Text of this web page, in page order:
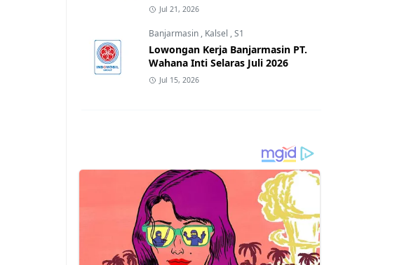
Jul 21, 2026
Banjarmasin , Kalsel ,S1
Lowongan Kerja Banjarmasin PT.
Wahana Inti Selaras Juli 2026
Jul 15, 2026